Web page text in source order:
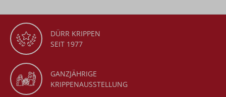
DÜRR KRIPPEN
SEIT 1977
GANZJÄHRIGE
KRIPPENAUSSTELLUNG